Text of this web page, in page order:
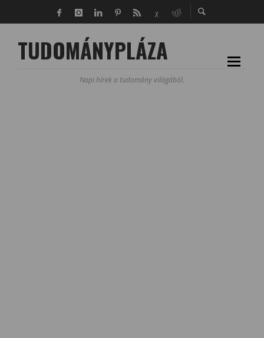
TUDOMÁNYPLÁZA
Napi hírek a tudomány világából.